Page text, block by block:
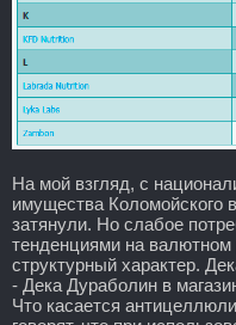
На мой взгляд, с
имущества Коломойского
затянули. Но слабое
тенденциями на валютном
структурный характер.
- Дека Дураболин в
Что касается